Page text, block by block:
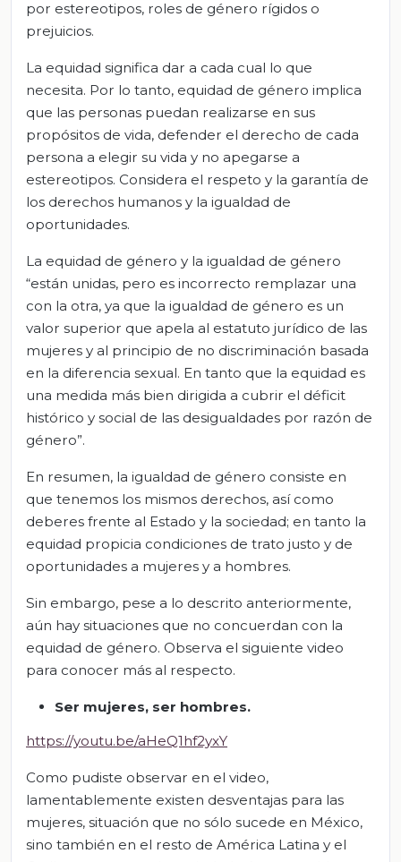
por estereotipos, roles de género rígidos o
prejuicios.
La equidad significa dar a cada cual lo que
necesita. Por lo tanto, equidad de género implica
que las personas puedan realizarse en sus
propósitos de vida, defender el derecho de cada
persona a elegir su vida y no apegarse a
estereotipos. Considera el respeto y la garantía de
los derechos humanos y la igualdad de
oportunidades.
La equidad de género y la igualdad de género
“están unidas, pero es incorrecto remplazar una
con la otra, ya que la igualdad de género es un
valor superior que apela al estatuto jurídico de las
mujeres y al principio de no discriminación basada
en la diferencia sexual. En tanto que la equidad es
una medida más bien dirigida a cubrir el déficit
histórico y social de las desigualdades por razón de
género”.
En resumen, la igualdad de género consiste en
que tenemos los mismos derechos, así como
deberes frente al Estado y la sociedad; en tanto la
equidad propicia condiciones de trato justo y de
oportunidades a mujeres y a hombres.
Sin embargo, pese a lo descrito anteriormente,
aún hay situaciones que no concuerdan con la
equidad de género. Observa el siguiente video
para conocer más al respecto.
Ser mujeres, ser hombres.
https://youtu.be/aHeQ1hf2yxY
Como pudiste observar en el video,
lamentablemente existen desventajas para las
mujeres, situación que no sólo sucede en México,
sino también en el resto de América Latina y el